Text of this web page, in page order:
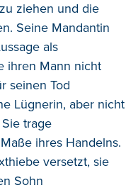
ziehen und die
Seine Mandantin
als
ihren Mann nicht
seinen Tod
Lügnerin, aber nicht
trage
ihres Handelns.
versetzt, sie
Sohn